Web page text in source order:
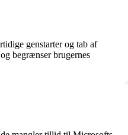
genstarter og tab af
begrænser brugernes